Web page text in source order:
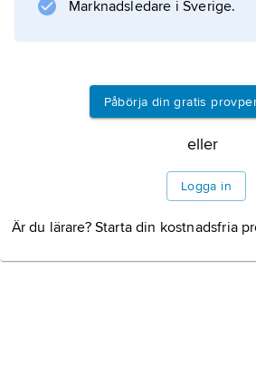
Marknadsledare i Sverige.
Påbörja din gratis
eller
Logga in
Är du lärare? Starta din kostnadsfria